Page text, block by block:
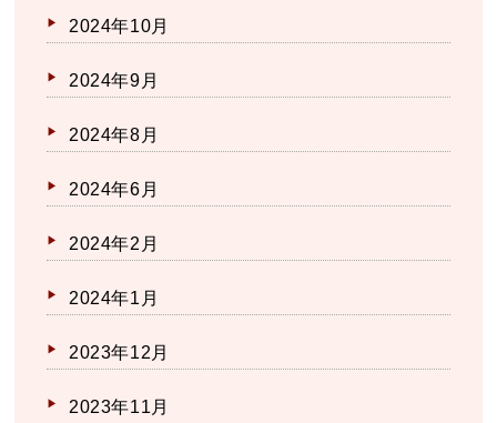
2024年10月
2024年9月
2024年8月
2024年6月
2024年2月
2024年1月
2023年12月
2023年11月